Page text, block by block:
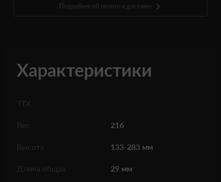
Подробнее об оплате и доставке
Характеристики
ТТХ
Вес 216
Высота 133-283 мм
Длина общая 29 мм